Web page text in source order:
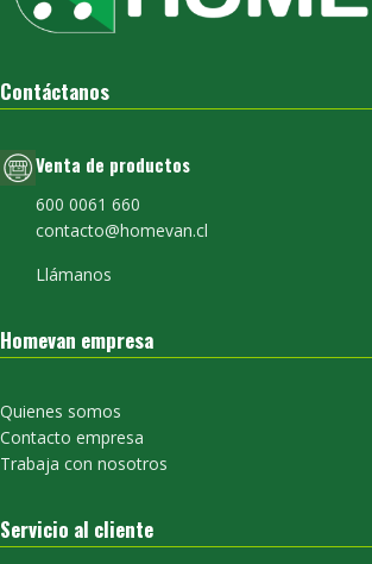
Contáctanos
Venta de productos
600 0061 660
contacto@homevan.cl
Llámanos
Homevan empresa
Quienes somos
Contacto empresa
Trabaja con nosotros
Servicio al cliente